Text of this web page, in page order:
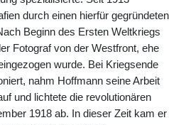
durch einen hierfür gegründeten
Beginn des Ersten Weltkriegs
Fotograf von der Westfront, ehe
wurde. Bei Kriegsende
nahm Hoffmann seine Arbeit
und lichtete die revolutionären
1918 ab. In dieser Zeit kam er